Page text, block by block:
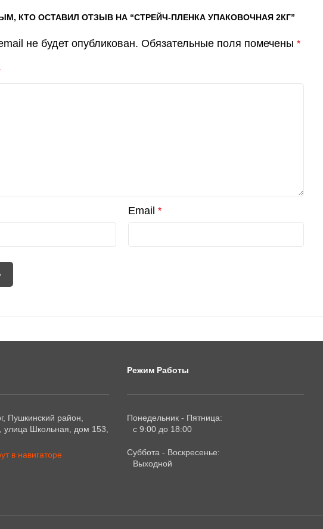
КТО ОСТАВИЛ ОТЗЫВ НА “СТРЕЙЧ-ПЛЕНКА УПАКОВОЧНАЯ 2КГ”
не будет опубликован. Обязательные поля помечены *
Email *
Пушкинский район,
Школьная, дом 153,
в навигаторе
Режим Работы
Понедельник - Пятница:
с 9:00 до 18:00
Суббота - Воскресенье:
Выходной